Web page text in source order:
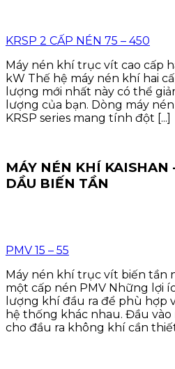
KRSP 2 CẤP NÉN 75 – 450
Máy nén khí trục vít cao cấp
kW Thế hệ máy nén khí hai
lượng mới nhất này có thể
lượng của bạn. Dòng máy
KRSP series mang tính đột [...]
MÁY NÉN KHÍ KAISHAN
DẦU BIẾN TẦN
PMV 15 – 55
Máy nén khí trục vít biến tần
một cấp nén PMV Những lợi
lượng khí đầu ra để phù hợp
hệ thống khác nhau. Đầu
cho đầu ra không khí cần